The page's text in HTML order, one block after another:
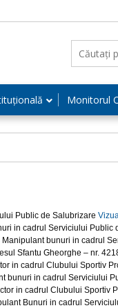
Monitorul
Public de Salubrizare
in cadrul Serviciului Public
bunuri in cadrul
Sfantu Gheorghe – nr.
in cadrul Clubului Sportiv
bunuri in cadrul Serviciului
in cadrul Clubului Sportiv
Bunuri in cadrul